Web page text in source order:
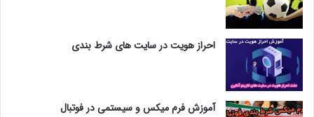
احراز هویت در سایت های شرط بندی
آموزش فرم میکس و سیستمی در فوتبال